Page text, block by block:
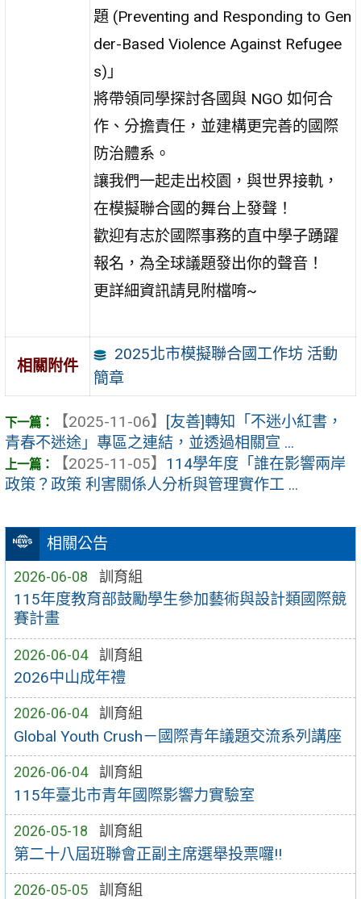
相關公告
2026-06-08 訓育組
115年度教育部鼓勵學生參加藝術與設計類國際競
賽計畫
2026-06-04 訓育組
2026中山成年禮
2026-06-04 訓育組
Global Youth Crush－國際青年議題交流系列講座
2026-06-04 訓育組
115年臺北市青年國際影響力實驗室
2026-05-18 訓育組
第二十八屆班聯會正副主席選舉投票囉!!
2026-05-05 訓育組
題 (Preventing and Responding to Gen
der-Based Violence Against Refugee
s)」
將帶領同學探討各國與 NGO 如何合
作、分擔責任，並建構更完善的國際
防治體系。
讓我們一起走出校園，與世界接軌，
在模擬聯合國的舞台上發聲！
歡迎有志於國際事務的直中學子踴躍
報名，為全球議題發出你的聲音！
更詳細資訊請見附檔唷~
相關附件
2025北市模擬聯合國工作坊 活動
簡章
【2025-11-06】 [友善]轉知「不迷小紅書，
青春不迷途」專區之連結，並透過相關宣 ...
【2025-11-05】 114學年度「誰在影響兩岸
政策？政策 利害關係人分析與管理實作工 ...